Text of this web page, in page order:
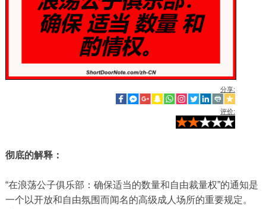
分享:
评价:
彻底的解释：
“在浪荡公子俱乐部：确保适当的数量和自由裁量权”的通知是
一个以开放和自由氛围而闻名的高级成人场所的重要规定。